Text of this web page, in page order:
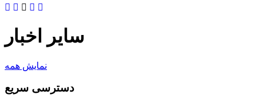
سایر اخبار
نمایش همه
دسترسی سریع